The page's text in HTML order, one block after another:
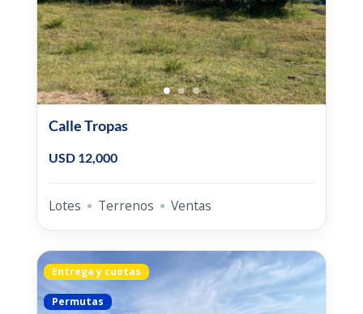
Calle Tropas
USD 12,000
Lotes Terrenos Ventas
Entrega y cuotas
Permutas